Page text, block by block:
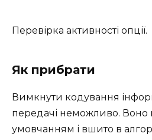
Перевірка активності опції.
Як прибрати
Вимкнути кодування
передачі неможливо. Воно
умовчанням і вшито в